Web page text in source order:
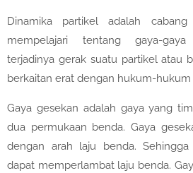
Dinamika partikel adalah
mempelajari tentang gaya-
terjadinya gerak suatu partikel atau
berkaitan erat dengan hukum-
Gaya gesekan adalah gaya yang
dua permukaan benda. Gaya
dengan arah laju benda.
dapat memperlambat laju benda.